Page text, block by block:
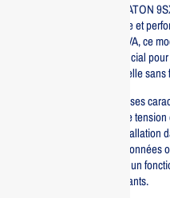
Le module d’alimentation EATON
protection énergétique fiable et
Avec une puissance de 8 KVA, ce
ininterrompue, ce qui est crucial
d’une continuité opérationnelle
Ce modèle se distingue par ses
technologie de régulation de
design compact facilite
de bureaux, de centres de
thermique optimisée assure un
la durée de vie des composants.